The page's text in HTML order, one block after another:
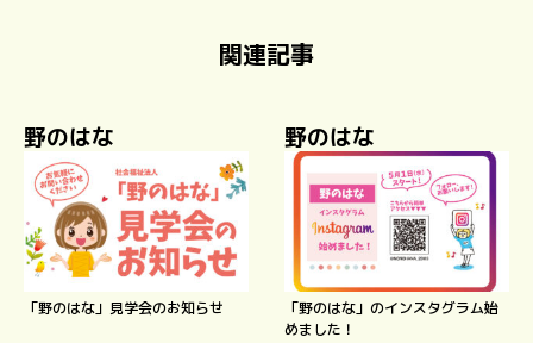
関連記事
野のはな
「野のはな」見学会のお知らせ
野のはな
「野のはな」のインスタグラム始
めました！